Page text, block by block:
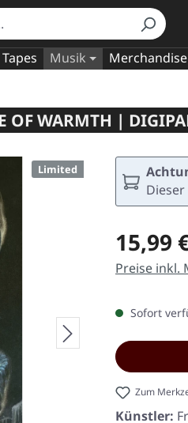
Tapes Musik
Merchandise
OF WARMTH |
Limited
Regulärer
15,99
Preise inkl.
Sofort
Zum
Künstler: